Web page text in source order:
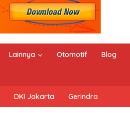
Lainnya Otomotif Blog
DKI Jakarta Gerindra